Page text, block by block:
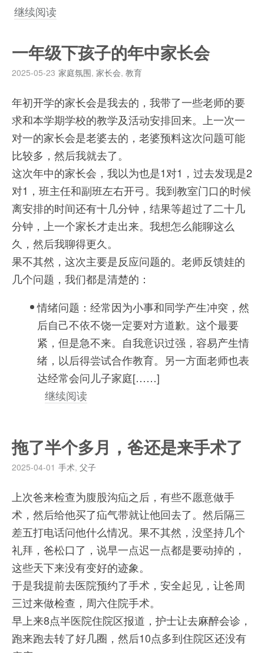
继续阅读
一年级下孩子的年中家长会
2025-05-23 家庭氛围, 家长会, 教育
年初开学的家长会是我去的，我带了一些老师的要
求和本学期学校的教学及活动安排回来。上一次一
对一的家长会是老婆去的，老婆预料这次问题可能
比较多，然后我就去了。
这次年中的家长会，我以为也是1对1，过去发现是2
对1，班主任和副班左右开弓。我到教室门口的时候
离安排的时间还有十几分钟，结果等超过了二十几
分钟，上一个家长才走出来。我想怎么能聊这么
久，然后我聊得更久。
果不其然，这次主要是反应问题的。老师反馈娃的
几个问题，我们都是清楚的：
情绪问题：经常因为小事和同学产生冲突，然
后自己不依不饶一定要对方道歉。这个最要
紧，但是急不来。自我意识过强，容易产生情
绪，以后得尝试合作教育。另一方面老师也表
达经常会问儿子家庭[……]
继续阅读
拖了半个多月，爸还是来手术了
2025-04-01 手术, 父子
上次爸来检查为腹股沟疝之后，有些不愿意做手
术，然后给他买了疝气带就让他回去了。然后隔三
差五打电话问他什么情况。果不其然，没坚持几个
礼拜，爸松口了，说早一点迟一点都是要动掉的，
这些天下来没有变好的迹象。
于是我提前去医院预约了手术，安全起见，让爸周
三过来做检查，周六住院手术。
早上来8点半医院住院区报道，护士让去麻醉会诊，
跑来跑去转了好几圈，然后10点多到住院区还没有